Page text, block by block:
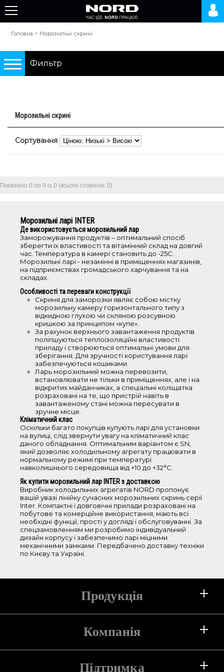
Головна > Морозильні скрині
Фильтр
Морозильні камери
Об'єм
101-200 л
201-250 л
251-350 л
351-450 л
451-550 л
Висота
0-85 см
86-150 см
Двері
металева
скляна купе
Додаткові функції
led-дисплей
led-освітлення
режим super freezing
замок механічний
Practical
Морозильні скрині
Сортування
Показано 0 по 0 із 0 (всього сторінок: 0)
Морозильні ларі INTER
Де використовується морозильний лар
Заморожування продуктів – оптимальний спосіб
зберегти їх властивості та вітамінний склад на довгий
час. Температура в камері становить до -25С.
Морозильні ларі - незамінні в приміщеннях магазинів,
на підприємствах громадського харчування та на
складах.
Особливості та переваги конструкції
Скриня для заморозки являє собою містку
морозильну камеру горизонтального типу з
відкидною глухою чи скляною розсувною
кришкою за принципом «купе».
За рахунок верхнього завантаження продуктів
поліпшуються теплоізоляційні властивості
приладу і створюються оптимальні умови для
зберігання. Для зручності користування ларі
забезпечуються кошиками.
Ларь морозильний можна перевозити,
встановлювати не тільки в приміщеннях, але і на
відкритих майданчиках, а спеціальні коліщатка
розраховані на те, що пристрій навіть в
завантаженому стані можна пересувати в
зручне місце.
Кліматичний клас
Оскільки багато покупців купують ларі для установки
на вулиці, слід звернути увагу на кліматичний клас
даного обладнання. Оптимальним варіантом є SN,
який дозволяє холодильному агрегату працювати в
нормальному режимі при температурі
навколишнього середовища від +10 до +32°С.
Як купити морозильний лар INTER з доставкою
Виробник холодильних агрегатів NORD пропонує
вашій увазі лінійку сучасних морозильних скринь серії
Inter. Компактні і довговічні прилади розраховані на
побутове та комерційне використання, мають всі
необхідні функції, прості у догляді і обслуговуванні. За
спецзамовленням ми розробимо індивідуальний
дизайн корпусу і забезпечимо ларі міцними
механічними замками. Передбачено доставку техніки
по Києву та Україні.
Продукція
Холодильники
Морозильні камери
Компанія
Про компанію
Підтримка